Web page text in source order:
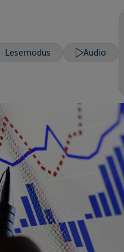
Lesemodus Audio